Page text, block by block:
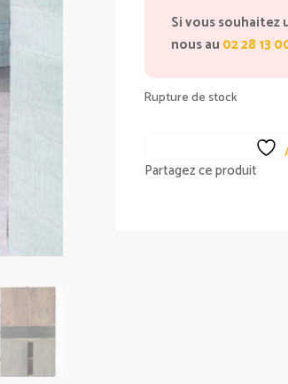
Si vous
nous au 02 28 13
Rupture de stock
Partagez ce produit